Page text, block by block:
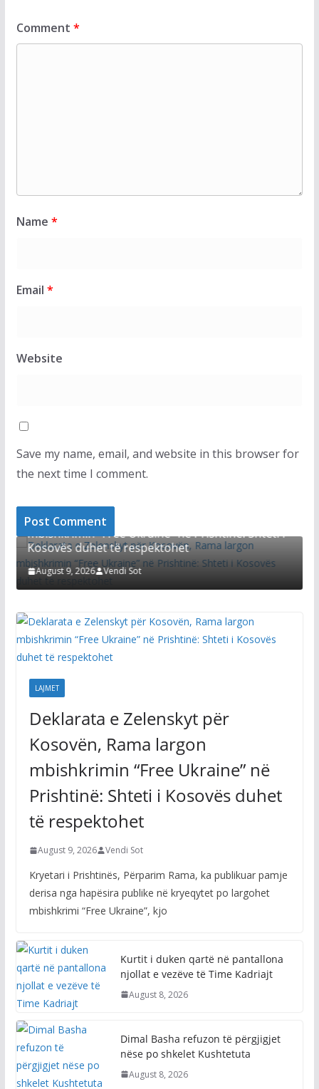
Comment *
Name *
Email *
Website
Save my name, email, and website in this browser for
the next time I comment.
Deklarata e Zelenskyt për Kosovën, Rama largon
mbishkrimin “Free Ukraine” në Prishtinë: Shteti i
Kosovës duhet të respektohet
August 9, 2026 Vendi Sot
LAJMET
Deklarata e Zelenskyt për
Kosovën, Rama largon
mbishkrimin “Free Ukraine” në
Prishtinë: Shteti i Kosovës duhet
të respektohet
August 9, 2026 Vendi Sot
Kryetari i Prishtinës, Përparim Rama, ka publikuar pamje
derisa nga hapësira publike në kryeqytet po largohet
mbishkrimi “Free Ukraine”, kjo
Kurtit i duken qartë në pantallona
njollat e vezëve të Time Kadriajt
August 8, 2026
Dimal Basha refuzon të përgjigjet
nëse po shkelet Kushtetuta
August 8, 2026